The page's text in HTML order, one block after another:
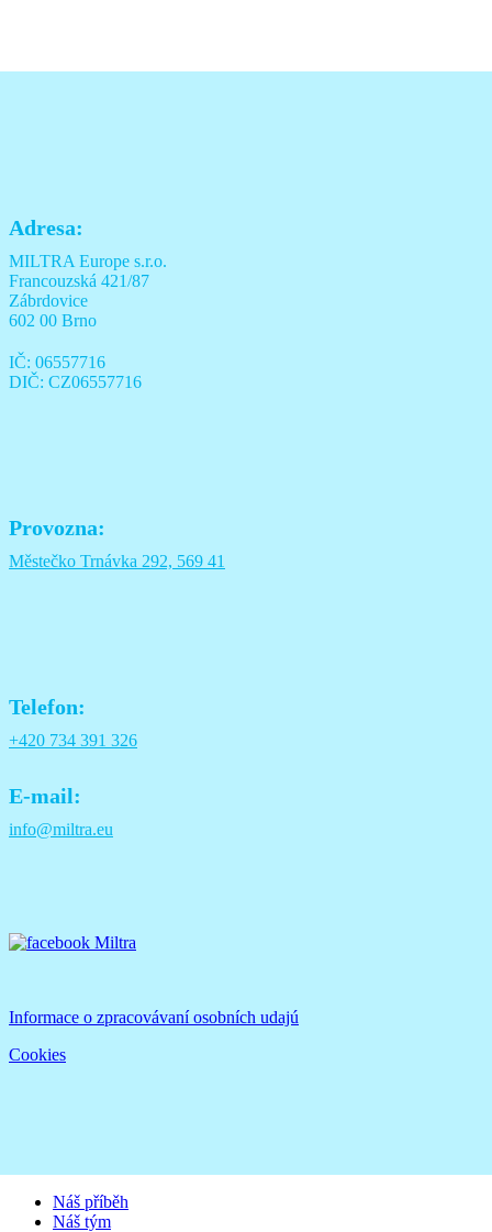
Adresa:
MILTRA Europe s.r.o.
Francouzská 421/87
Zábrdovice
602 00 Brno
IČ: 06557716
DIČ: CZ06557716
Provozna:
Městečko Trnávka 292, 569 41
Telefon:
+420 734 391 326
E-mail:
info@miltra.eu
Informace o zpracovávaní osobních udajú
Cookies
Náš příběh
Náš tým